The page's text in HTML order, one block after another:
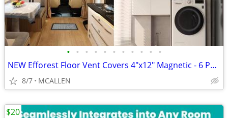
• • • • • • • • • • •
NEW Efforest Floor Vent Covers 4"x12" Magnetic - 6 Pack Air Vent
8/7 MCALLEN
$20